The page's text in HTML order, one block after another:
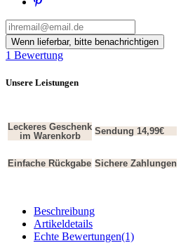
1 Bewertung
Unsere Leistungen
Leckeres Geschenk
im Warenkorb
Sendung 14,99€
Einfache Rückgabe Sichere Zahlungen
Beschreibung
Artikeldetails
Echte Bewertungen(1)